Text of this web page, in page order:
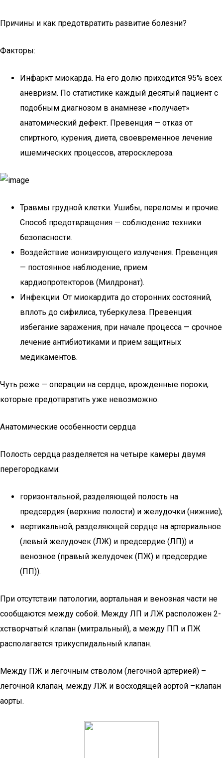
Причины и как предотвратить развитие болезни?
Факторы:
Инфаркт миокарда. На его долю приходится 95% всех
аневризм. По статистике каждый десятый пациент с
подобным диагнозом в анамнезе «получает»
анатомический дефект. Превенция — отказ от
спиртного, курения, диета, своевременное лечение
ишемических процессов, атеросклероза.
Травмы грудной клетки. Ушибы, переломы и прочие.
Способ предотвращения — соблюдение техники
безопасности.
Воздействие ионизирующего излучения. Превенция
— постоянное наблюдение, прием
кардиопротекторов (Милдронат).
Инфекции. От миокардита до сторонних состояний,
вплоть до сифилиса, туберкулеза. Превенция:
избегание заражения, при начале процесса — срочное
лечение антибиотиками и прием защитных
медикаментов.
Чуть реже — операции на сердце, врожденные пороки,
которые предотвратить уже невозможно.
Анатомические особенности сердца
Полость сердца разделяется на четыре камеры двумя
перегородками:
горизонтальной, разделяющей полость на
предсердия (верхние полости) и желудочки (нижние);
вертикальной, разделяющей сердце на артериальное
(левый желудочек (ЛЖ) и предсердие (ЛП)) и
венозное (правый желудочек (ПЖ) и предсердие
(ПП)).
При отсутствии патологии, аортальная и венозная части не
сообщаются между собой. Между ЛП и ЛЖ расположен 2-
хстворчатый клапан (митральный), а между ПП и ПЖ
располагается трикуспидальный клапан.
Между ПЖ и легочным стволом (легочной артерией) –
легочной клапан, между ЛЖ и восходящей аортой –клапан
аорты.